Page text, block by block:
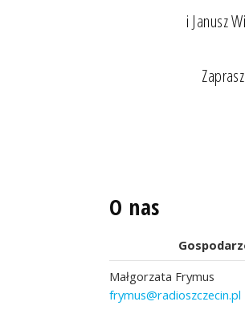
i Janusz
O nas
Małgorzata Frymus
frymus@radioszczecin.pl